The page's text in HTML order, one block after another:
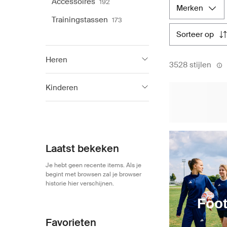
192
Trainingstassen 173
Heren
adidas
Kinderen
Laatst bekeken
Je hebt geen recente items. Als je
begint met browsen zal je browser
historie hier verschijnen.
Favorieten
releases en
de detailhandel.
merken
sorteer op
3528 stijlen